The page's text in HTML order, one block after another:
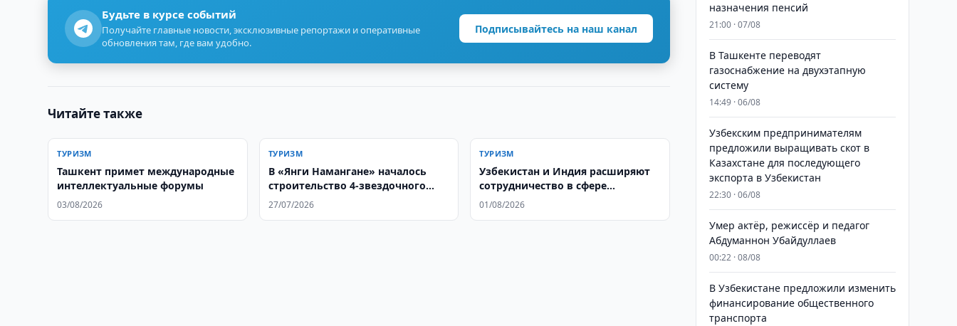
Будьте в курсе событий
Получайте главные новости, эксклюзивные репортажи и оперативные
обновления там, где вам удобно.
Подписывайтесь на наш канал
Читайте также
ТУРИЗМ
Ташкент примет международные
интеллектуальные форумы
03/08/2026
ТУРИЗМ
В «Янги Намангане» началось
строительство 4-звездочного
отеля
27/07/2026
ТУРИЗМ
Узбекистан и Индия расширяют
сотрудничество в сфере
гастрономического туризма
01/08/2026
назначения пенсий
21:00 · 07/08
В Ташкенте переводят
газоснабжение на двухэтапную
систему
14:49 · 06/08
Узбекским предпринимателям
предложили выращивать скот в
Казахстане для последующего
экспорта в Узбекистан
22:30 · 06/08
Умер актёр, режиссёр и педагог
Абдуманнон Убайдуллаев
00:22 · 08/08
В Узбекистане предложили изменить
финансирование общественного
транспорта